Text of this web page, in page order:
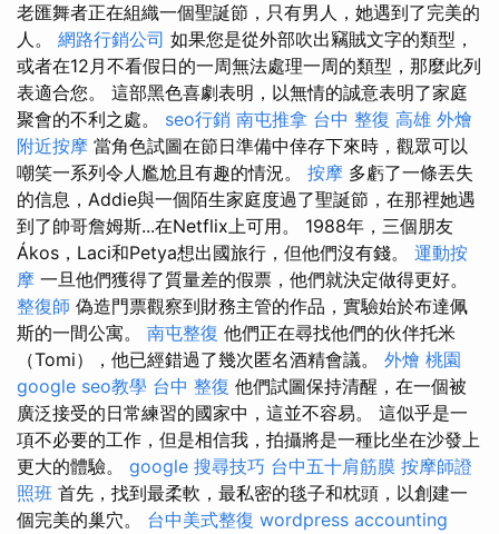
老匯舞者正在組織一個聖誕節，只有男人，她遇到了完美的
人。 網路行銷公司 如果您是從外部吹出竊賊文字的類型，
或者在12月不看假日的一周無法處理一周的類型，那麼此列
表適合您。 這部黑色喜劇表明，以無情的誠意表明了家庭
聚會的不利之處。 seo行銷 南屯推拿 台中 整復 高雄 外燴
附近按摩 當角色試圖在節日準備中倖存下來時，觀眾可以
嘲笑一系列令人尷尬且有趣的情況。 按摩 多虧了一條丟失
的信息，Addie與一個陌生家庭度過了聖誕節，在那裡她遇
到了帥哥詹姆斯...在Netflix上可用。 1988年，三個朋友
Ákos，Laci和Petya想出國旅行，但他們沒有錢。 運動按
摩 一旦他們獲得了質量差的假票，他們就決定做得更好。
整復師 偽造門票觀察到財務主管的作品，實驗始於布達佩
斯的一間公寓。 南屯整復 他們正在尋找他們的伙伴托米
（Tomi），他已經錯過了幾次匿名酒精會議。 外燴 桃園
google seo教學 台中 整復 他們試圖保持清醒，在一個被
廣泛接受的日常練習的國家中，這並不容易。 這似乎是一
項不必要的工作，但是相信我，拍攝將是一種比坐在沙發上
更大的體驗。 google 搜尋技巧 台中五十肩筋膜 按摩師證
照班 首先，找到最柔軟，最私密的毯子和枕頭，以創建一
個完美的巢穴。 台中美式整復 wordpress accounting